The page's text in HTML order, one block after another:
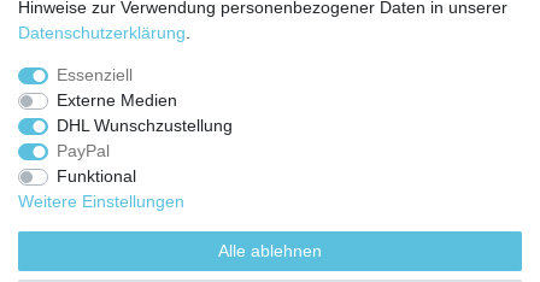
Hinweise zur Verwendung personenbezogener Daten in unserer
Daten­schutz­erklärung
Essenziell
Externe Medien
DHL Wunschzustellung
PayPal
Funktional
Weitere Einstellungen
Alle ablehnen
Einwilligung kann ich jederzeit widerrufen.**
Impressum